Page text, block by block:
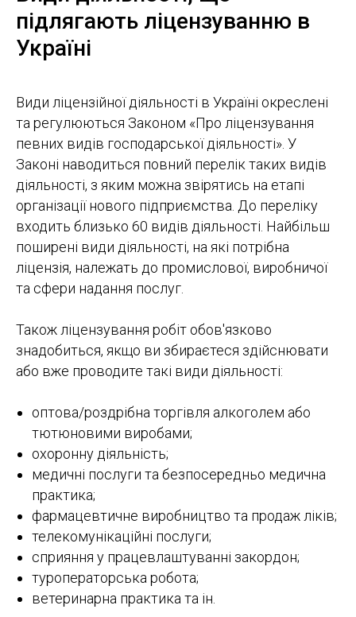
підлягають ліцензуванню в
Україні
Види ліцензійної діяльності в Україні окреслені
та регулюються Законом «Про ліцензування
певних видів господарської діяльності». У
Законі наводиться повний перелік таких видів
діяльності, з яким можна звірятись на етапі
організації нового підприємства. До переліку
входить близько 60 видів діяльності. Найбільш
поширені види діяльності, на які потрібна
ліцензія, належать до промислової, виробничої
та сфери надання послуг.
Також ліцензування робіт обов'язково
знадобиться, якщо ви збираєтеся здійснювати
або вже проводите такі види діяльності:
оптова/роздрібна торгівля алкоголем або
тютюновими виробами;
охоронну діяльність;
медичні послуги та безпосередньо медична
практика;
фармацевтичне виробництво та продаж ліків;
телекомунікаційні послуги;
сприяння у працевлаштуванні закордон;
туроператорська робота;
ветеринарна практика та ін.